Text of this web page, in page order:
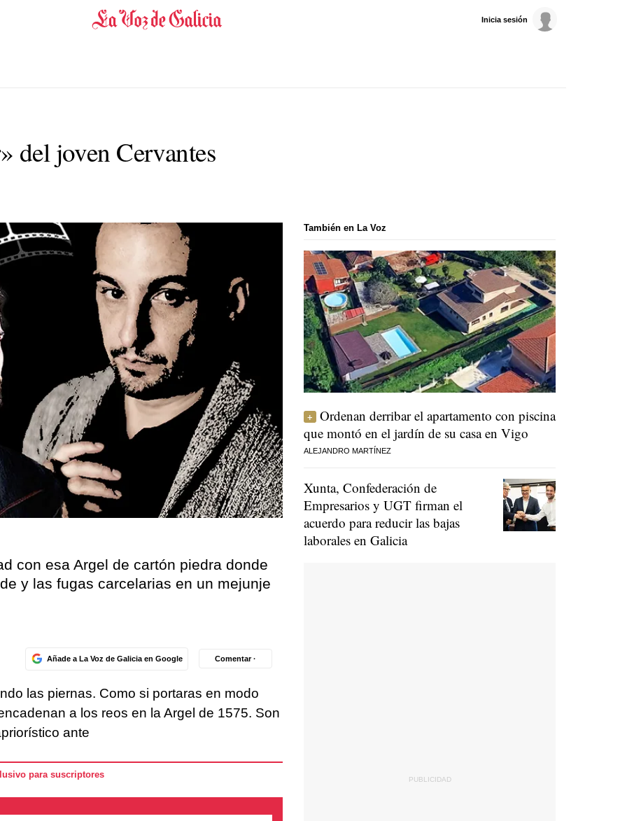
Inicia sesión
del joven Cervantes
con esa Argel de cartón piedra donde
y las fugas carcelarias en un mejunje
Añade a La Voz de Galicia en Google Comentar ·
las piernas. Como si portaras en modo
a los reos en la Argel de 1575. Son
ante
para suscriptores
También en La Voz
Ordenan derribar el apartamento con piscina
que montó en el jardín de su casa en Vigo
ALEJANDRO MARTÍNEZ
Xunta, Confederación de
Empresarios y UGT firman el
acuerdo para reducir las bajas
laborales en Galicia